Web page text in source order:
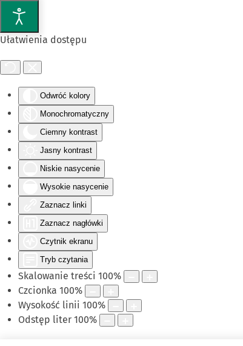
Ułatwienia dostępu
Odwróć kolory
Monochromatyczny
Ciemny kontrast
Jasny kontrast
Niskie nasycenie
Wysokie nasycenie
Zaznacz linki
Zaznacz nagłówki
Czytnik ekranu
Tryb czytania
Skalowanie treści 100%
Czcionka 100%
Wysokość linii 100%
Odstęp liter 100%
Przejdź do głównej treści